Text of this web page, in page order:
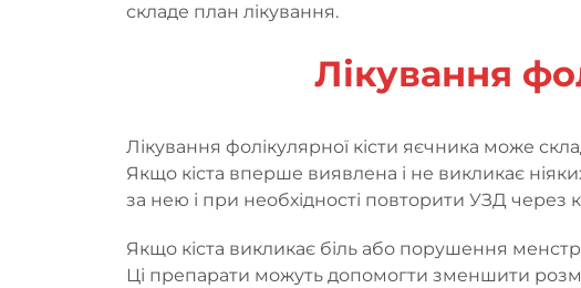
складе план лікування.
Лікування
Лікування фолікулярної кісти яєчника може
Якщо кіста вперше виявлена і не викликає
за нею і при необхідності повторити УЗД через
Якщо кіста викликає біль або порушення
Ці препарати можуть допомогти зменшити